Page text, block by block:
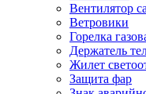
Вентилятор
Ветровики
Горелка
Держатель
Жилет
Защита фар